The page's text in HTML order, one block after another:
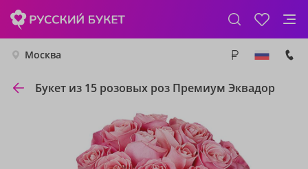
Москва
Букет из 15 розовых роз Премиум Эквадор